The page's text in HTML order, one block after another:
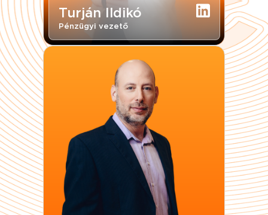
Turján Ildikó
Pénzügyi vezető